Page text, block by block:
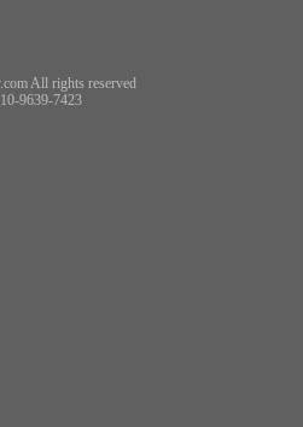
All rights reserved
9639-7423